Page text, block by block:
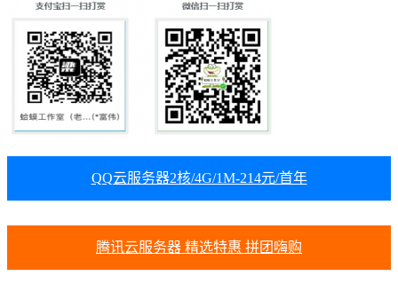
QQ云服务器2核/4G/1M-214元/首年
腾讯云服务器 精选特惠 拼团嗨购